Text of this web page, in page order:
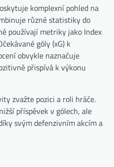
komplexní pohled na
různé statistiky do
používají metriky jako Index
góly (xG) k
obvykle naznačuje
přispívá k výkonu
zvažte pozici a roli hráče.
příspěvek v gólech, ale
svým defenzivním akcím a